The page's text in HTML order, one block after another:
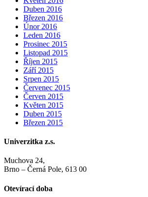
Duben 2016
Březen 2016
Únor 2016
Leden 2016
Prosinec 2015
Listopad 2015
Říjen 2015
Září 2015
Srpen 2015
Červenec 2015
Červen 2015
Květen 2015
Duben 2015
Březen 2015
Univerzitka z.s.
Muchova 24,
Brno – Černá Pole, 613 00
Otevírací doba